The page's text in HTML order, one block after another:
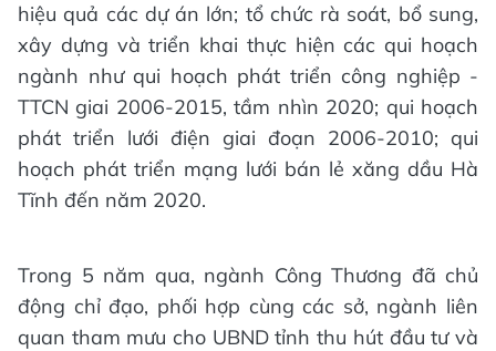
hiệu quả các dự án lớn; tổ chức rà soát, bổ sung,
xây dựng và triển khai thực hiện các qui hoạch
ngành như qui hoạch phát triển công nghiệp -
TTCN giai 2006-2015, tầm nhìn 2020; qui hoạch
phát triển lưới điện giai đoạn 2006-2010; qui
hoạch phát triển mạng lưới bán lẻ xăng dầu Hà
Tĩnh đến năm 2020.
Trong 5 năm qua, ngành Công Thương đã chủ
động chỉ đạo, phối hợp cùng các sở, ngành liên
quan tham mưu cho UBND tỉnh thu hút đầu tư và